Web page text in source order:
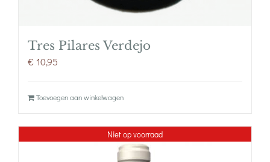
Tres Pilares Verdejo
€ 10,95
Toevoegen aan winkelwagen
Niet op voorraad